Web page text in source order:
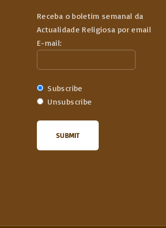
Receba o boletim semanal da
Actualidade Religiosa por email
E-mail:
Subscribe
Unsubscribe